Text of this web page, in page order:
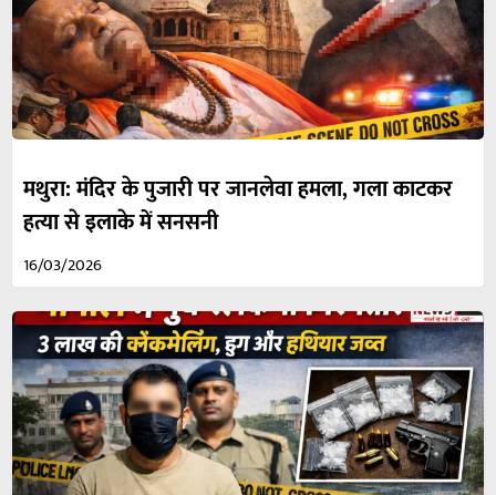
मथुरा: मंदिर के पुजारी पर जानलेवा हमला, गला काटकर
हत्या से इलाके में सनसनी
16/03/2026